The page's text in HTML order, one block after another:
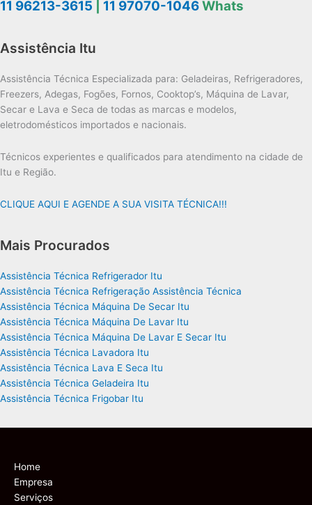
11 96213-3615
11 97070-1046Whats
Assistência Itu
Assistência Técnica Especializada para: Geladeiras, Refrigeradores,
Freezers, Adegas, Fogões, Fornos, Cooktop’s, Máquina de Lavar,
Secar e Lava e Seca de todas as marcas e modelos,
eletrodomésticos importados e nacionais.
Técnicos experientes e qualificados para atendimento na cidade de
Itu e Região.
CLIQUE AQUI E AGENDE A SUA VISITA TÉCNICA!!!
Mais Procurados
Assistência Técnica Refrigerador Itu
Assistência Técnica Refrigeração Assistência Técnica
Assistência Técnica Máquina De Secar Itu
Assistência Técnica Máquina De Lavar Itu
Assistência Técnica Máquina De Lavar E Secar Itu
Assistência Técnica Lavadora Itu
Assistência Técnica Lava E Seca Itu
Assistência Técnica Geladeira Itu
Assistência Técnica Frigobar Itu
Home
Empresa
Serviços